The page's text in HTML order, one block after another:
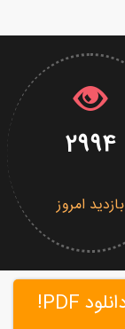
2994
بازدید امروز
ساخت رایگان رزومه حرفه ای و دانلود PDF!